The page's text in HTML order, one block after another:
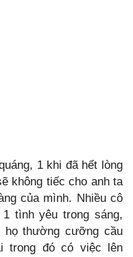
1 khi đã hết lòng
không tiếc cho anh ta
của mình. Nhiều cô
tình yêu trong sáng,
họ thường cưỡng cầu
trong đó có việc lên